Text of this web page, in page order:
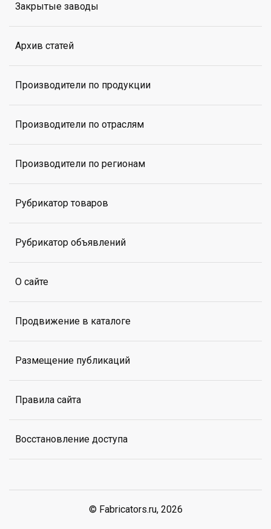
Закрытые заводы
Архив статей
Производители по продукции
Производители по отраслям
Производители по регионам
Рубрикатор товаров
Рубрикатор объявлений
О сайте
Продвижение в каталоге
Размещение публикаций
Правила сайта
Восстановление доступа
© Fabricators.ru, 2026